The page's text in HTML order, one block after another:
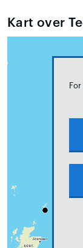
Kart over